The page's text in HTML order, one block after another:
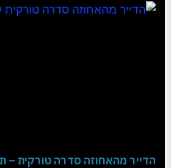
הדייר מהאחוזה סדרה טורקית –